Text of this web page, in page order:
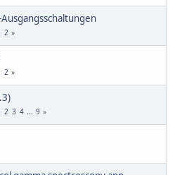
2
2
2 3 4 ... 9